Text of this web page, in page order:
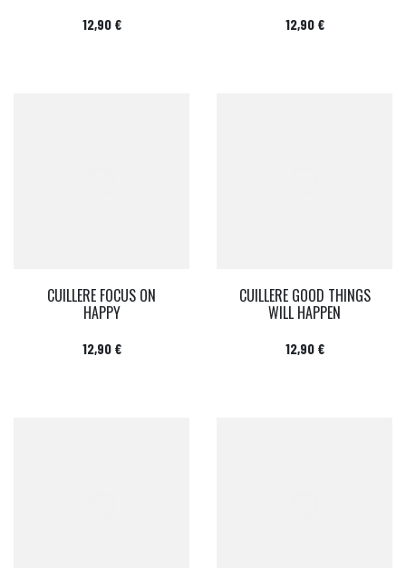
Prix
12,90 € Prix
12,90 €
CUILLERE FOCUS ON
HAPPY
Prix
12,90 €
CUILLERE GOOD THINGS
WILL HAPPEN
Prix
12,90 €